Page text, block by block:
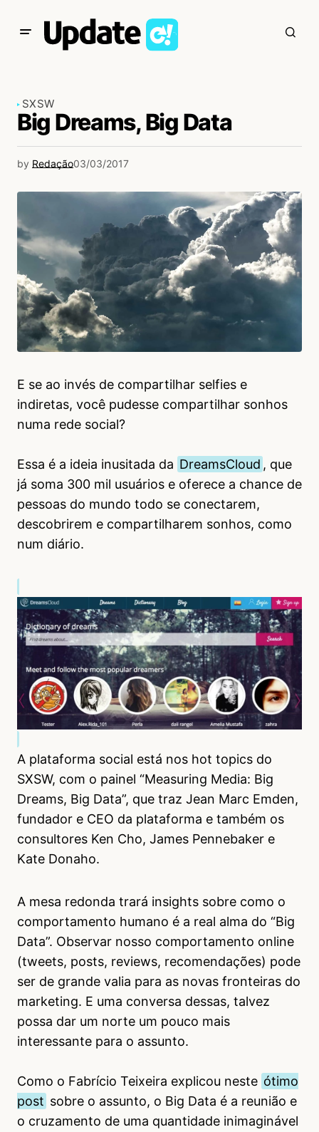
SXSW
Big Dreams, Big Data
by Redação03/03/2017
E se ao invés de compartilhar selfies e
indiretas, você pudesse compartilhar sonhos
numa rede social?
Essa é a ideia inusitada da DreamsCloud , que
já soma 300 mil usuários e oferece a chance de
pessoas do mundo todo se conectarem,
descobrirem e compartilharem sonhos, como
num diário.
A plataforma social está nos hot topics do
SXSW, com o painel “Measuring Media: Big
Dreams, Big Data”, que traz Jean Marc Emden,
fundador e CEO da plataforma e também os
consultores Ken Cho, James Pennebaker e
Kate Donaho.
A mesa redonda trará insights sobre como o
comportamento humano é a real alma do “Big
Data”. Observar nosso comportamento online
(tweets, posts, reviews, recomendações) pode
ser de grande valia para as novas fronteiras do
marketing. E uma conversa dessas, talvez
possa dar um norte um pouco mais
interessante para o assunto.
Como o Fabrício Teixeira explicou neste ótimo
post sobre o assunto, o Big Data é a reunião e
o cruzamento de uma quantidade inimaginável